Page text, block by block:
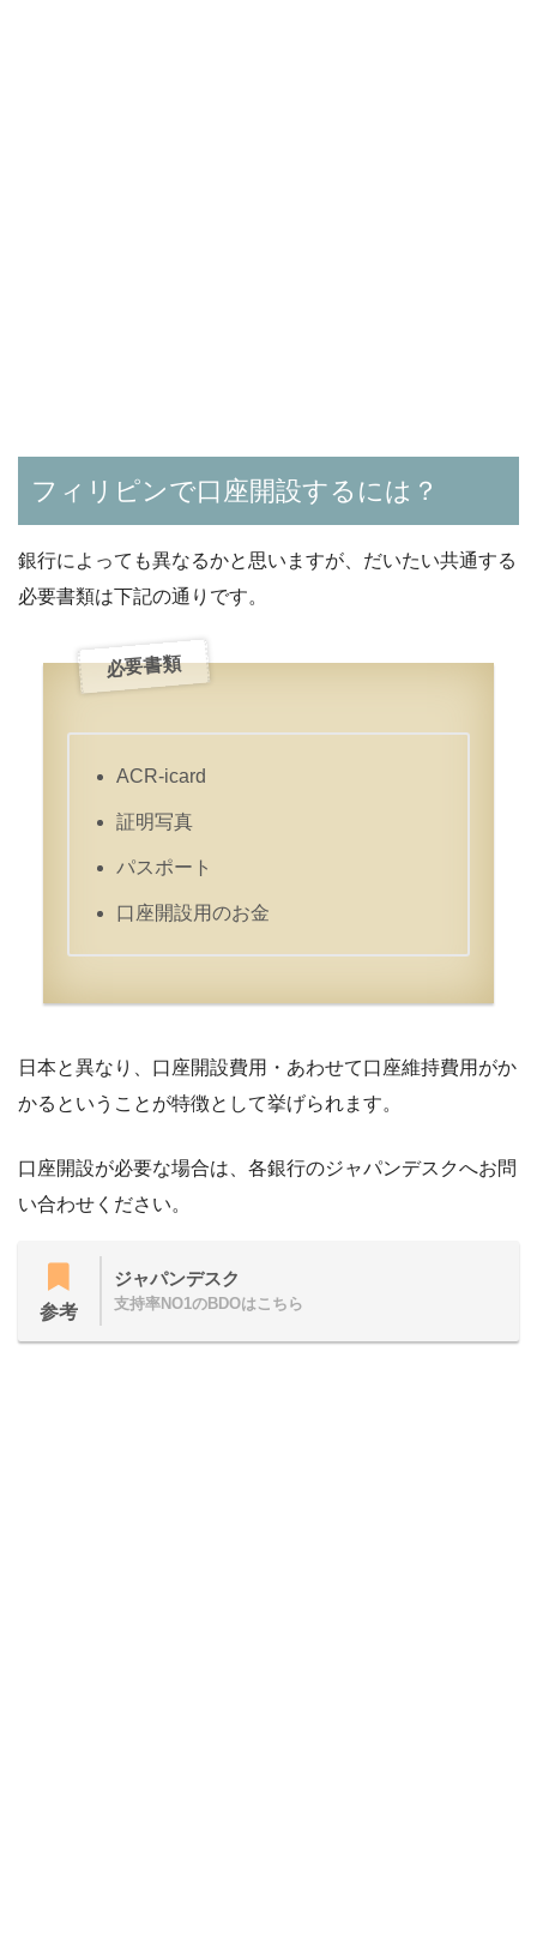
フィリピンで口座開設するには？
銀行によっても異なるかと思いますが、だいたい共通する
必要書類は下記の通りです。
必要書類
ACR-icard
証明写真
パスポート
口座開設用のお金
日本と異なり、口座開設費用・あわせて口座維持費用がか
かるということが特徴として挙げられます。
口座開設が必要な場合は、各銀行のジャパンデスクへお問
い合わせください。
参考
ジャパンデスク
支持率NO1のBDOはこちら